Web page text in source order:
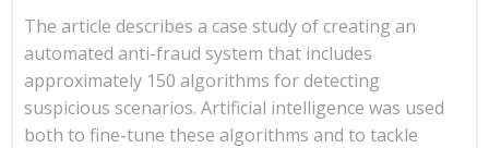
The article describes a case study of creating an
automated anti-fraud system that includes
approximately 150 algorithms for detecting
suspicious scenarios. Artificial intelligence was used
both to fine-tune these algorithms and to tackle